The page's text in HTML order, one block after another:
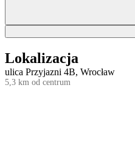
Lokalizacja
ulica Przyjazni 4B, Wrocław
5,3 km od centrum